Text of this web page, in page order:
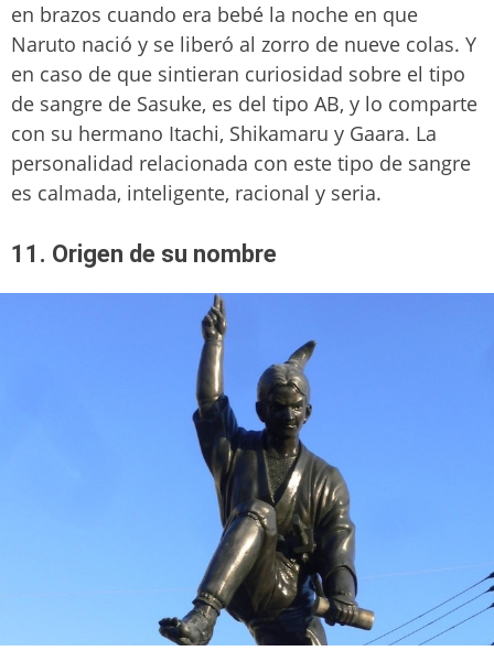
en brazos cuando era bebé la noche en que
Naruto nació y se liberó al zorro de nueve colas. Y
en caso de que sintieran curiosidad sobre el tipo
de sangre de Sasuke, es del tipo AB, y lo comparte
con su hermano Itachi, Shikamaru y Gaara. La
personalidad relacionada con este tipo de sangre
es calmada, inteligente, racional y seria.
11. Origen de su nombre